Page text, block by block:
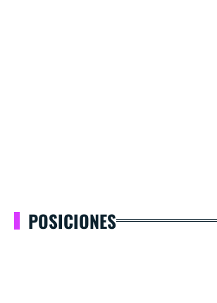
POSICIONES